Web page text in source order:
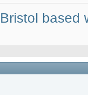
Bristol based